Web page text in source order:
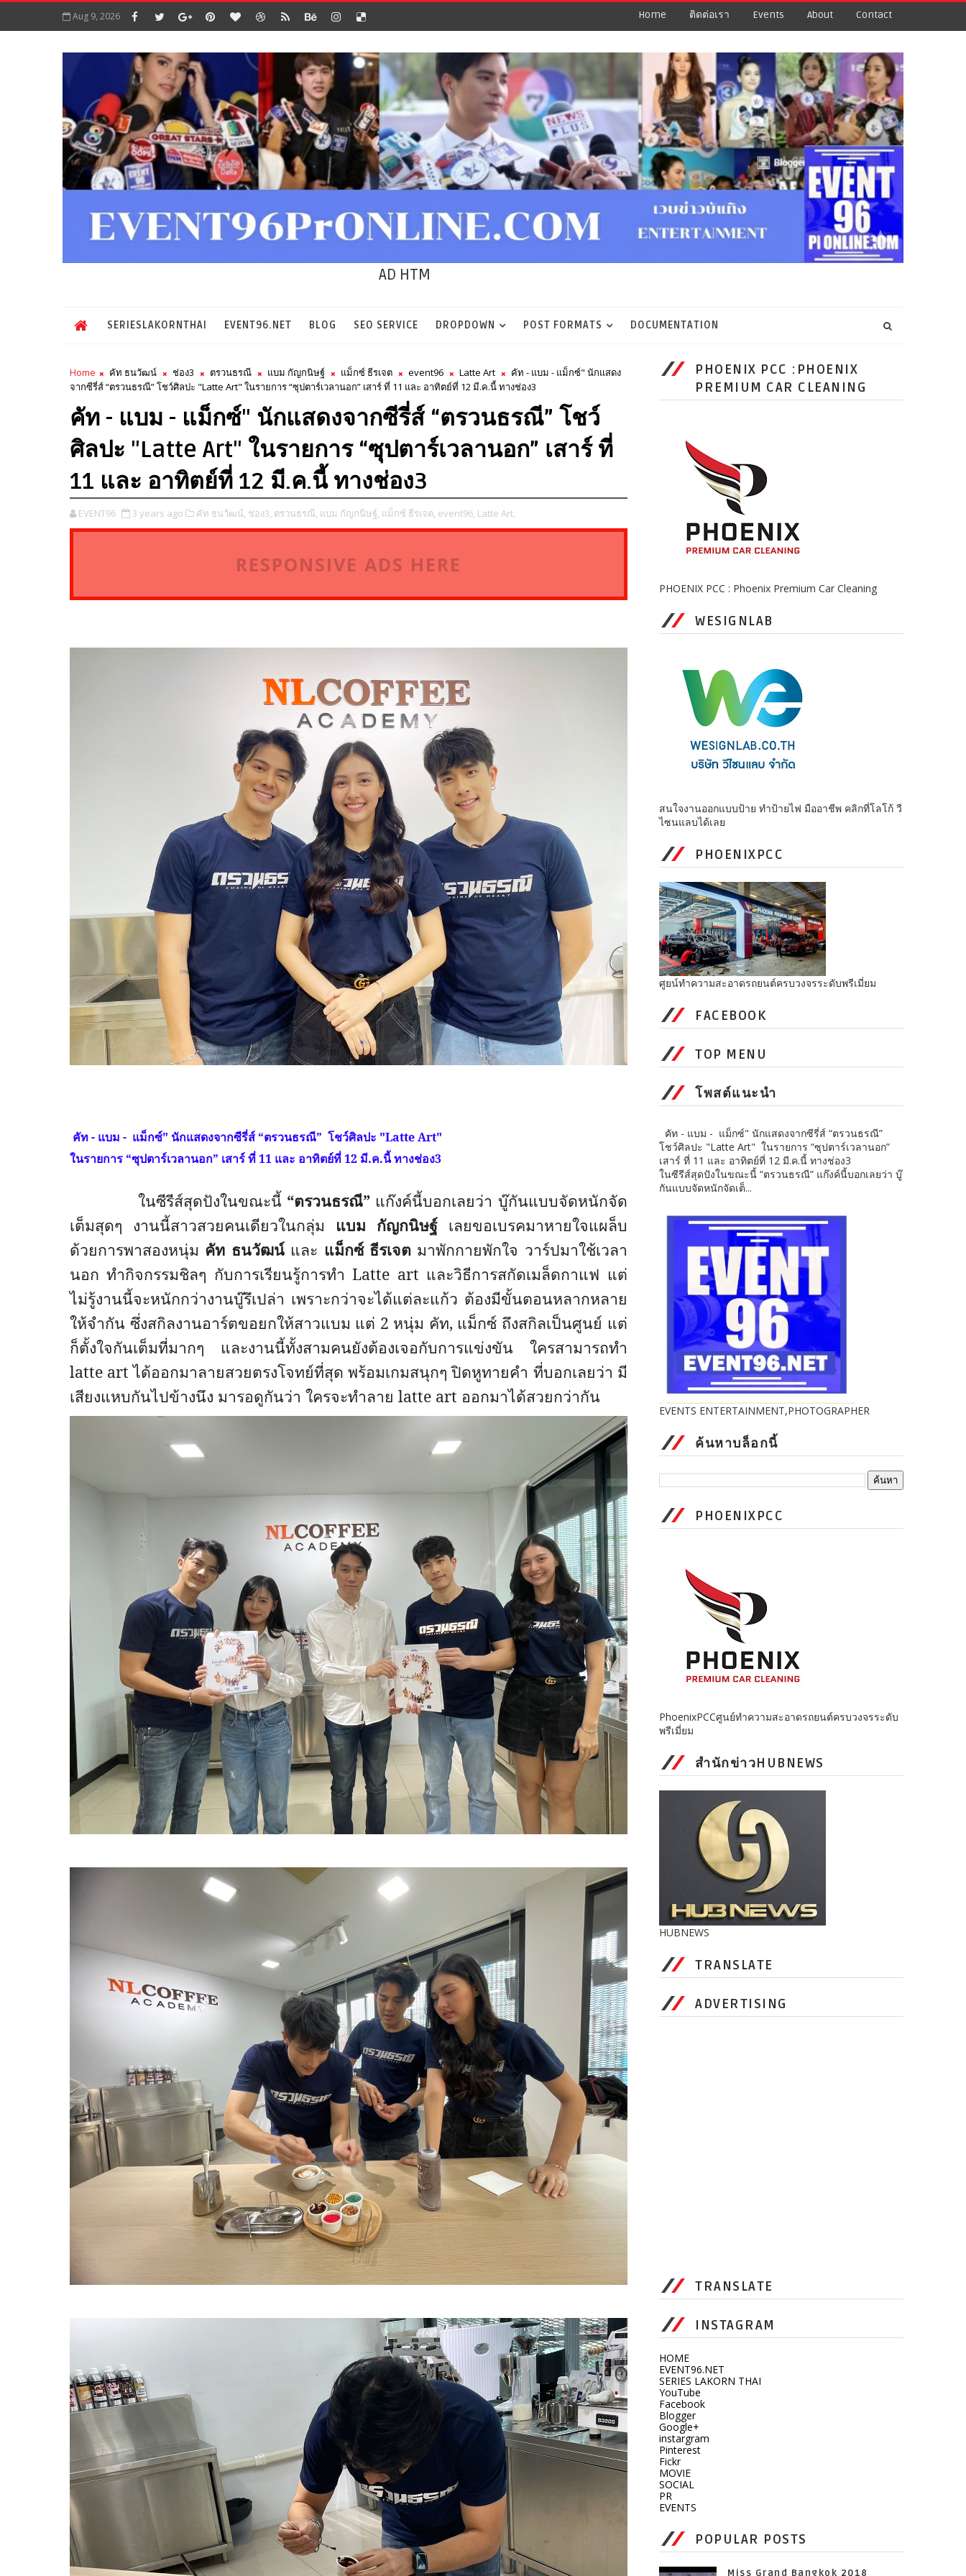
Aug 9, 2026 Home ติดต่อเรา Events About Contact
AD HTM
SERIESLAKORNTHAI EVENT96.NET BLOG SEO SERVICE DROPDOWN POST FORMATS DOCUMENTATION
Home คัท ธนวัฒน์ ช่อง3 ตรวนธรณี แบม กัญกนิษฐ์ แม็กซ์ ธีรเจต event96 Latte Art
คัท - แบม - แม็กซ์" นักแสดง
จากซีรี่ส์ “ตรวนธรณี” โชว์ศิลปะ "Latte Art" ในรายการ “ซุปตาร์เวลานอก” เสาร์ ที่ 11 และ อาทิตย์ที่ 12 มี.ค.นี้ ทางช่อง3
คัท - แบม - แม็กซ์" นักแสดงจากซีรี่ส์ “ตรวนธรณี” โชว์
ศิลปะ "Latte Art" ในรายการ “ซุปตาร์เวลานอก” เสาร์ ที่
11 และ อาทิตย์ที่ 12 มี.ค.นี้ ทางช่อง3
EVENT96 3 years ago คัท ธนวัฒน์, ช่อง3, ตรวนธรณี, แบม กัญกนิษฐ์, แม็กซ์ ธีรเจต, event96, Latte Art,
RESPONSIVE ADS HERE
คัท - แบม - แม็กซ์" นักแสดงจากซีรี่ส์ “ตรวนธรณี” โชว์ศิลปะ "Latte Art"
ในรายการ “ซุปตาร์เวลานอก” เสาร์ ที่11 และ อาทิตย์ที่12 มี.ค.นี้ ทางช่อง3
ในซีรีส์สุดปังในขณะนี้ “​ตรวนธรณี” ​ แก๊งค์​นี้บอกเลยว่า บู๊กันแบบจัดหนักจัด
เต็มสุดๆ งานนี้สาวสวยคนเดียวในกลุ่ม แบม กัญกนิษฐ์เลยขอเบรคมาหายใจแผล็บ
ด้วยการพาสองหนุ่ม คัท ธนวัฒน์และ แม็กซ์ ธีรเจตมาพักกายพักใจ วาร์ปมาใช้เวลา
นอก ทำกิจกรรมชิลๆ กับการเรียนรู้การทำLatte art และวิธีการสกัดเมล็ดกาแฟ แต่
ไม่รู้งานนี้จะหนักกว่างานบู๊รึเปล่า เพราะกว่าจะได้แต่ละแก้ว ต้องมีขั้นตอนหลากหลาย
ให้จำกัน ซึ่งสกิลงานอาร์ตขอยกให้สาวแบม แต่ 2 หนุ่ม คัท, แม็กซ์ ถึงสกิลเป็นศูนย์ แต่
ก็ตั้งใจกันเต็มที่มากๆ และงานนี้ทั้งสามคนยังต้องเจอกับการแข่งขัน ใครสามารถทำ
latte artได้ออกมาลายสวยตรงโจทย์ที่สุด พร้อมเกมสนุกๆ ปิดหูทายคำ ที่บอกเลยว่า มี
เสียงแหบกันไปข้างนึง มารอดูกันว่า ใครจะทำลาย latte art ออกมาได้สวยกว่ากัน
PHOENIX PCC :PHOENIX
PREMIUM CAR CLEANING
PHOENIX PCC : Phoenix Premium Car Cleaning
WESIGNLAB
สนใจงานออกแบบป้าย ทำป้ายไฟ มืออาชีพ คลิกที่โลโก้ วี
ไซนแลบได้เลย
PHOENIXPCC
ศูยน์ทำความสะอาดรถยนต์ครบวงจรระดับพรีเมี่ยม
FACEBOOK
TOP MENU
โพสต์แนะนำ
คัท - แบม - แม็กซ์" นักแสดงจากซีรี่ส์ “ตรวนธรณี”
โชว์ศิลปะ "Latte Art" ในรายการ “ซุปตาร์เวลานอก”
เสาร์ ที่ 11 และ อาทิตย์ที่ 12 มี.ค.นี้ ทางช่อง3
ในซีรีส์สุดปังในขณะนี้ “​ตรวนธรณี” ​ แก๊งค์​นี้บอกเลยว่า บู๊
กันแบบจัดหนักจัดเต็...
EVENTS ENTERTAINMENT,PHOTOGRAPHER
ค้นหาบล็อกนี้
PHOENIXPCC
PhoenixPCCศูนย์ทำความสะอาดรถยนต์ครบวงจรระดับ
พรีเมี่ยม
สำนักข่าวHUBNEWS
HUBNEWS
TRANSLATE
ADVERTISING
TRANSLATE
INSTAGRAM
HOME
EVENT96.NET
SERIES LAKORN THAI
YouTube
Facebook
Blogger
Google+
instargram
Pinterest
Fickr
MOVIE
SOCIAL
PR
EVENTS
POPULAR POSTS
Miss Grand Bangkok 2018